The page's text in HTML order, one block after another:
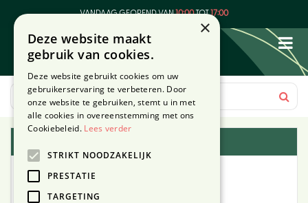
VANDAAG GEOPEND VAN10:00TOT17:00
×
Deze website maakt
gebruik van cookies.
Deze website gebruikt cookies om uw
gebruikerservaring te verbeteren. Door
onze website te gebruiken, stemt u in met
alle cookies in overeenstemming met ons
Cookiebeleid. Lees verder
STRIKT NOODZAKELIJK
PRESTATIE
TARGETING